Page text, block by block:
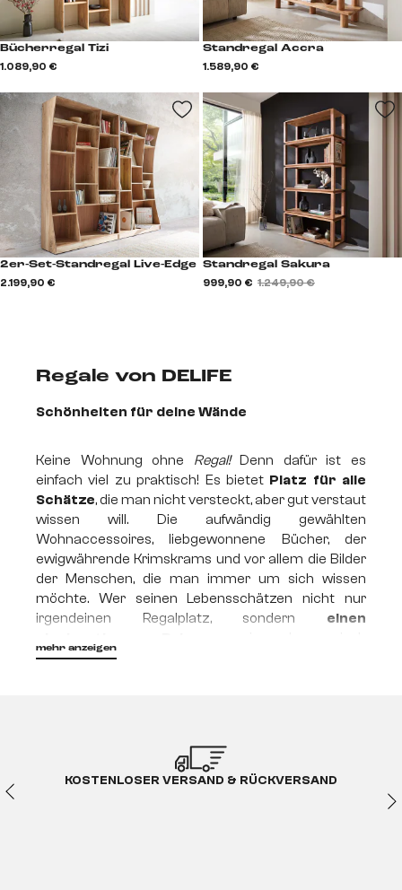
Tage
sichern
Bücherregal Tizi
1.089,90 €
Standregal Accra
1.589,90 €
2er-Set-Standregal Live-Edge
2.199,90 €
Standregal Sakura
999,90 € 1.249,90 €
Regale von DELIFE
Schönheiten für deine Wände
Keine Wohnung ohne Regal!Denn dafür ist es
einfach viel zu praktisch! Es bietet Platz für alle
Schätze, die man nicht versteckt, aber gut verstaut
wissen will. Die aufwändig gewählten
Wohnaccessoires, liebgewonnene Bücher, der
ewigwährende Krimskrams und vor allem die Bilder
der Menschen, die man immer um sich wissen
möchte. Wer seinen Lebensschätzen nicht nur
irgendeinen Regalplatz, sondern einen
abgestimmtem Ambiente geben möchte, der sollte
Lieblingsstücke immer ins verdiente Licht
rückt!
mehr anzeigen
KOSTENLOSER VERSAND & RÜCKVERSAND